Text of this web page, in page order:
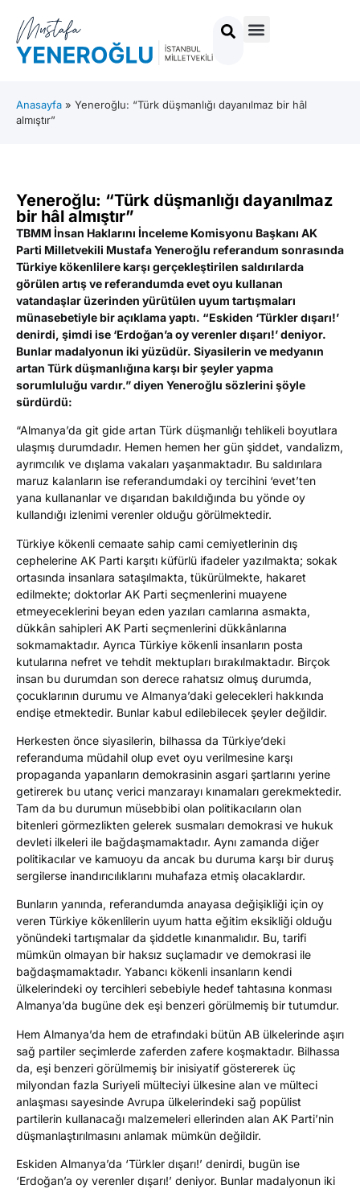
Anasayfa » Yeneroğlu: “Türk düşmanlığı dayanılmaz bir hâl
almıştır”
Yeneroğlu: “Türk düşmanlığı dayanılmaz
bir hâl almıştır”
TBMM İnsan Haklarını İnceleme Komisyonu Başkanı AK
Parti Milletvekili Mustafa Yeneroğlu referandum sonrasında
Türkiye kökenlilere karşı gerçekleştirilen saldırılarda
görülen artış ve referandumda evet oyu kullanan
vatandaşlar üzerinden yürütülen uyum tartışmaları
münasebetiyle bir açıklama yaptı. “Eskiden ‘Türkler dışarı!’
denirdi, şimdi ise ‘Erdoğan’a oy verenler dışarı!’ deniyor.
Bunlar madalyonun iki yüzüdür. Siyasilerin ve medyanın
artan Türk düşmanlığına karşı bir şeyler yapma
sorumluluğu vardır.” diyen Yeneroğlu sözlerini şöyle
sürdürdü:
“Almanya’da git gide artan Türk düşmanlığı tehlikeli boyutlara
ulaşmış durumdadır. Hemen hemen her gün şiddet, vandalizm,
ayrımcılık ve dışlama vakaları yaşanmaktadır. Bu saldırılara
maruz kalanların ise referandumdaki oy tercihini ‘evet’ten
yana kullananlar ve dışarıdan bakıldığında bu yönde oy
kullandığı izlenimi verenler olduğu görülmektedir.
Türkiye kökenli cemaate sahip cami cemiyetlerinin dış
cephelerine AK Parti karşıtı küfürlü ifadeler yazılmakta; sokak
ortasında insanlara sataşılmakta, tükürülmekte, hakaret
edilmekte; doktorlar AK Parti seçmenlerini muayene
etmeyeceklerini beyan eden yazıları camlarına asmakta,
dükkân sahipleri AK Parti seçmenlerini dükkânlarına
sokmamaktadır. Ayrıca Türkiye kökenli insanların posta
kutularına nefret ve tehdit mektupları bırakılmaktadır. Birçok
insan bu durumdan son derece rahatsız olmuş durumda,
çocuklarının durumu ve Almanya’daki gelecekleri hakkında
endişe etmektedir. Bunlar kabul edilebilecek şeyler değildir.
Herkesten önce siyasilerin, bilhassa da Türkiye’deki
referanduma müdahil olup evet oyu verilmesine karşı
propaganda yapanların demokrasinin asgari şartlarını yerine
getirerek bu utanç verici manzarayı kınamaları gerekmektedir.
Tam da bu durumun müsebbibi olan politikacıların olan
bitenleri görmezlikten gelerek susmaları demokrasi ve hukuk
devleti ilkeleri ile bağdaşmamaktadır. Aynı zamanda diğer
politikacılar ve kamuoyu da ancak bu duruma karşı bir duruş
sergilerse inandırıcılıklarını muhafaza etmiş olacaklardır.
Bunların yanında, referandumda anayasa değişikliği için oy
veren Türkiye kökenlilerin uyum hatta eğitim eksikliği olduğu
yönündeki tartışmalar da şiddetle kınanmalıdır. Bu, tarifi
mümkün olmayan bir haksız suçlamadır ve demokrasi ile
bağdaşmamaktadır. Yabancı kökenli insanların kendi
ülkelerindeki oy tercihleri sebebiyle hedef tahtasına konması
Almanya’da bugüne dek eşi benzeri görülmemiş bir tutumdur.
Hem Almanya’da hem de etrafındaki bütün AB ülkelerinde aşırı
sağ partiler seçimlerde zaferden zafere koşmaktadır. Bilhassa
da, eşi benzeri görülmemiş bir inisiyatif göstererek üç
milyondan fazla Suriyeli mülteciyi ülkesine alan ve mülteci
anlaşması sayesinde Avrupa ülkelerindeki sağ popülist
partilerin kullanacağı malzemeleri ellerinden alan AK Parti’nin
düşmanlaştırılmasını anlamak mümkün değildir.
Eskiden Almanya’da ‘Türkler dışarı!’ denirdi, bugün ise
‘Erdoğan’a oy verenler dışarı!’ deniyor. Bunlar madalyonun iki